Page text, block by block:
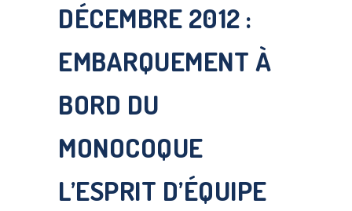
DÉCEMBRE 2012 :
EMBARQUEMENT À
BORD DU
MONOCOQUE
L’ESPRIT D’ÉQUIPE